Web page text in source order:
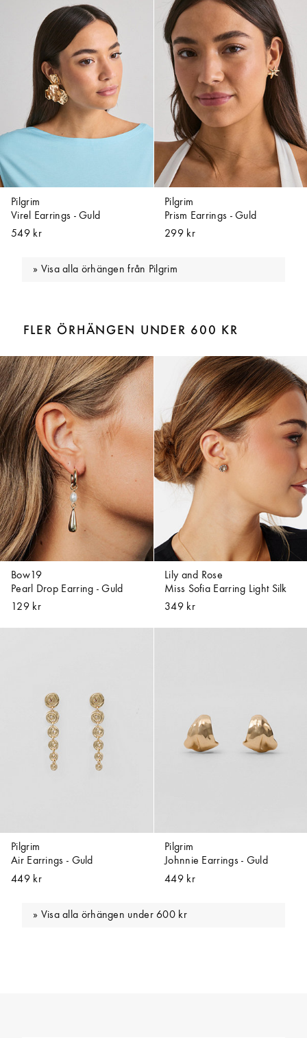
Pilgrim
Virel Earrings - Guld
549 kr
Pilgrim
Prism Earrings - Guld
299 kr
Visa alla örhängen från Pilgrim
FLER ÖRHÄNGEN UNDER 600 KR
Bow19
Pearl Drop Earring - Guld
129 kr
Lily and Rose
Miss Sofia Earring Light Silk
349 kr
Pilgrim
Air Earrings - Guld
449 kr
Pilgrim
Johnnie Earrings - Guld
449 kr
Visa alla örhängen under 600 kr